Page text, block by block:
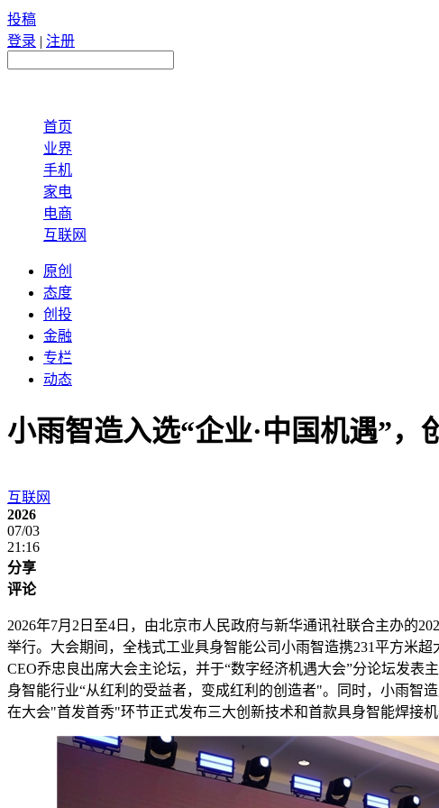
投稿
登录 | 注册
首页
业界
手机
家电
电商
互联网
原创
态度
创投
金融
专栏
动态
小雨智造入选“企业·中国机遇”
互联网
2026
07/03
21:16
分享
评论
2026年7月2日至4日，由北京市人民政府与新华通讯社联合主办的
举行。大会期间，全栈式工业具身智能公司小雨智造携231平方米
CEO乔忠良出席大会主论坛，并于“数字经济机遇大会”分论坛发表
身智能行业“从红利的受益者，变成红利的创造者"。同时，小雨智
在大会"首发首秀"环节正式发布三大创新技术和首款具身智能焊接机